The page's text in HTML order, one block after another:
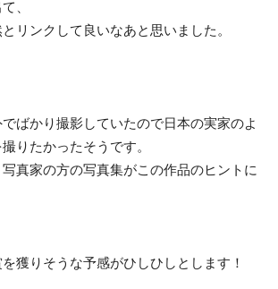
、
とリンクして良いなあと思いました。
ばかり撮影していたので日本の実家のよ
りたかったそうです。
真家の方の写真集がこの作品のヒントに
獲りそうな予感がひしひしとします！